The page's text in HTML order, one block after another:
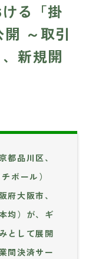
る「掛
～取引
新規開
都品川区、
ボール）
府大阪市、
均）が、ギ
として展開
間決済サー